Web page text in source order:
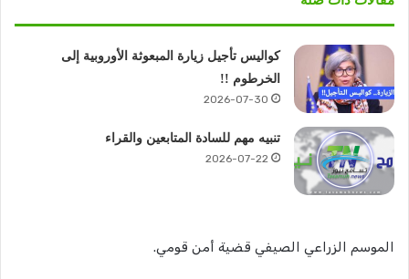
كواليس تأجيل زيارة المبعوثة الأوروبية إلى
الخرطوم !!
2026-07-30
تنبيه مهم للسادة المتابعين والقراء
2026-07-22
الموسم الزراعي الصيفي قضية أمن قومي.